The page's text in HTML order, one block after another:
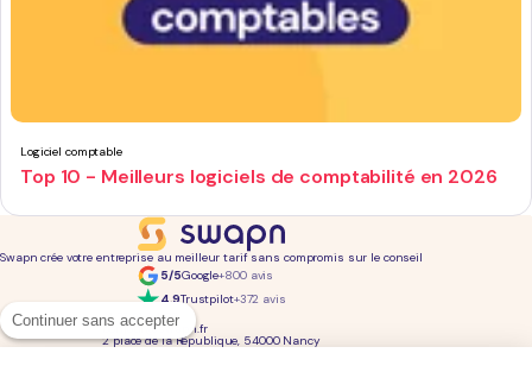
Continuer sans accepter
Logiciel comptable
Top 10 - Meilleurs logiciels de comptabilité en 2026
Swapn crée votre entreprise au meilleur tarif sans compromis sur le conseil
5/5Google+800 avis
4,9Trustpilot+372 avis
01 76 31 04 86
bonjour@swapn.fr
2 place de la République, 54000 Nancy
La news' des entrepreneurs